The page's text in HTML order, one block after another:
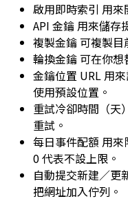
啟用即時索引 用來
API 金鑰 用來儲存
複製金鑰 可複製目
輪換金鑰 可在你想
金鑰位置 URL 用
使用預設位置。
重試冷卻時間（天）
重試。
每日事件配額 用來
0代表不設上限。
自動提交新建／更
把網址加入佇列。